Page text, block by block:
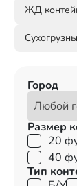
ЖД
Город
Размер
20
40
Тип